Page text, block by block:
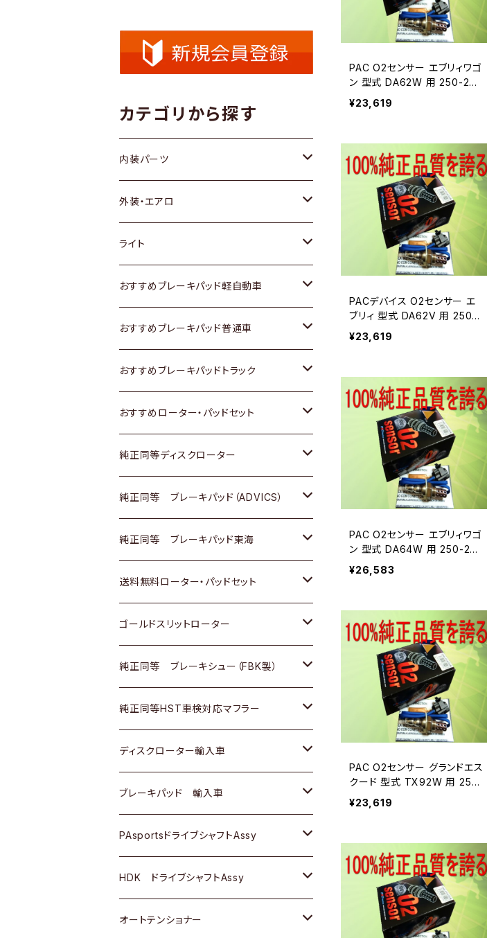
PAC O2センサー エブリィワゴ
ン 型式 DA62W 用 250-240
49A
¥23,619
PACデバイス O2センサー エ
ブリィ 型式 DA62V 用 250-2
4338A
¥23,619
PAC O2センサー エブリィワゴ
ン 型式 DA64W 用 250-249
28A
¥26,583
PAC O2センサー グランドエス
クード 型式 TX92W 用 250-
24049A
¥23,619
カテゴリから探す
内装パーツ
トヨタ
ホンダ
スズキ
日産
いすゞ
ダイハツ
マツダ
三菱
スバル
日野
三菱ふそう
ＢＭＷ
外装・エアロ
トヨタ
ホンダ
スズキ
日産
いすゞ
ダイハツ
マツダ
三菱
日野
三菱ふそう
ライト
トヨタ
スズキ
日産
いすゞ
ダイハツ
三菱
日野
三菱ふそう
その他
おすすめブレーキパッド軽自動車
トヨタ
ホンダ
スズキ
日産
ダイハツ
マツダ
三菱
スバル
おすすめブレーキパッド普通車
トヨタ
ホンダ
スズキ
日産
いすゞ
ダイハツ
マツダ
三菱
スバル
おすすめブレーキパッドトラック
トヨタ
日産
いすゞ
ダイハツ
マツダ
三菱
おすすめローター・パッドセット
トヨタ
ホンダ
スズキ
日産
ダイハツ
マツダ
三菱
スバル
純正同等ディスクローター
トヨタ
ホンダ
スズキ
日産
いすゞ
ダイハツ
マツダ
三菱
スバル
ＢＥＮＺ
純正同等 ブレーキパッド（ADVICS）
トヨタ
ホンダ
スズキ
日産
ダイハツ
マツダ
三菱
スバル
純正同等 ブレーキパッド東海
トヨタ
ホンダ
日産
いすゞ
ダイハツ
マツダ
三菱
スバル
送料無料ローター・パッドセット
トヨタ
ホンダ
スズキ
日産
ダイハツ
マツダ
三菱
スバル
ゴールドスリットローター
トヨタ
ホンダ
スズキ
日産
ダイハツ
マツダ
三菱
純正同等 ブレーキシュー（FBK製）
ホンダ
スズキ
日産
ダイハツ
マツダ
三菱
純正同等HST車検対応マフラー
トヨタ
ホンダ
スズキ
日産
いすゞ
ディスクローター輸入車
ＡＵＤＩ
ＢＥＮＺ
ＢＭＷ
GOLF
ブレーキパッド 輸入車
ＢＥＮＺ
ＢＭＷ
ＷＡＧＥＮ
PAsportsドライブシャフトAssy
トヨタ
ホンダ
HDK ドライブシャフトAssy
スズキ
オートテンショナー